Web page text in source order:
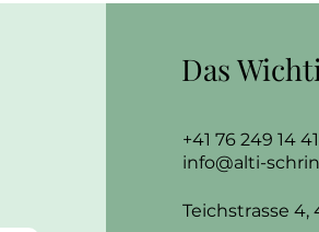
Das
+41 76 249 14 41
info@alti-
Teichstrasse 4,